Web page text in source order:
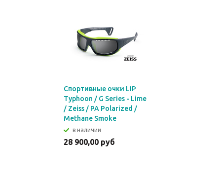
Спортивные очки LiP
Typhoon / G Series - Lime
/ Zeiss / PA Polarized /
Methane Smoke
в наличии
28 900,00 руб